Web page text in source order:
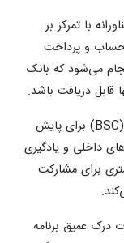
با تمرکز بر
از افتتاح حساب و پرداخت
می‌شود که بانک
وی همچنین از اجرای سیستم ارزیابی متوازن» (BSC) برای پایش
داخلی و یادگیری
برای مشارکت
درک عمیق برنامه